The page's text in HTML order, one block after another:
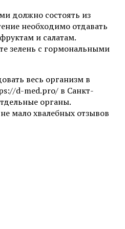
должно состоять из
необходимо отдавать
и салатам.
зелень с гормональными
весь организм в
d-med.pro/ в Санкт-
органы.
мало хвалебных отзывов